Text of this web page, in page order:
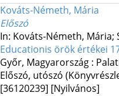
Kováts-Németh, Mária
Előszó
In: Kováts-Németh, Mária;
Educationis örök értékei
Győr, Magyarország :
Előszó, utószó
[36120239] [Nyilvános]